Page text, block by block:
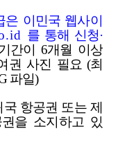
은 이민국 웹사이
를 통해 신청·
간이 6개월 이상
권 사진 필요 (최
파일)
항공권 또는 제
을 소지하고 있